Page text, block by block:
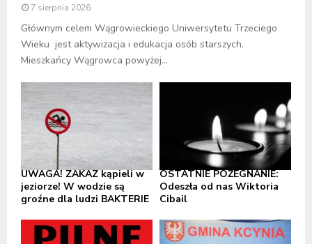
7 sierpnia 2026
Głównym celem Wągrowieckiego Uniwersytetu Trzeciego
Wieku jest aktywizacja i edukacja osób starszych.
Mieszkańcy Wągrowca powyżej...
UWAGA! ZAKAZ kąpieli w
jeziorze! W wodzie są
groźne dla ludzi BAKTERIE
OSTATNIE POŻEGNANIE:
Odeszła od nas Wiktoria
Cibail